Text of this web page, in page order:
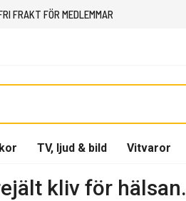
FRAKT FÖR MEDLEMMAR
TV, ljud & bild Vitvaror
kliv för hälsan.